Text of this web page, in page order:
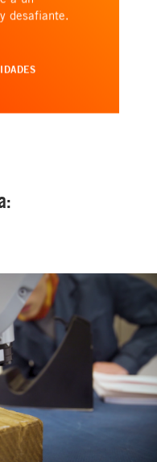
desafiante.